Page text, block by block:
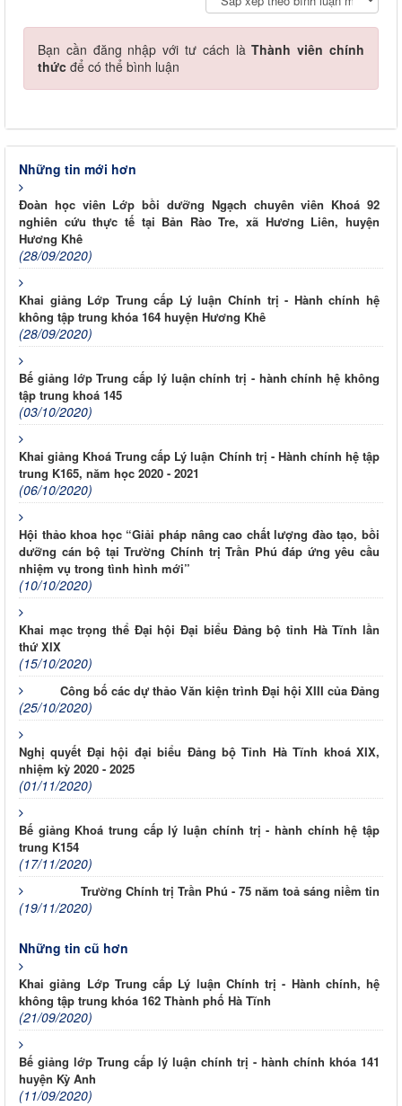
Bạn cần đăng nhập với tư cách làThành viên chính
thức để có thể bình luận
Những tin mới hơn
Đoàn học viên Lớp bồi dưỡng Ngạch chuyên viên Khoá 92
nghiên cứu thực tế tại Bản Rào Tre, xã Hương Liên, huyện
Hương Khê
(28/09/2020)
Khai giảng Lớp Trung cấp Lý luận Chính trị - Hành chính hệ
không tập trung khóa 164 huyện Hương Khê
(28/09/2020)
Bế giảng lớp Trung cấp lý luận chính trị - hành chính hệ không
tập trung khoá 145
(03/10/2020)
Khai giảng Khoá Trung cấp Lý luận Chính trị - Hành chính hệ tập
trung K165, năm học 2020 - 2021
(06/10/2020)
Hội thảo khoa học “Giải pháp nâng cao chất lượng đào tạo, bồi
dưỡng cán bộ tại Trường Chính trị Trần Phú đáp ứng yêu cầu
nhiệm vụ trong tình hình mới”
(10/10/2020)
Khai mạc trọng thể Đại hội Đại biểu Đảng bộ tỉnh Hà Tĩnh lần
thứ XIX
(15/10/2020)
Công bố các dự thảo Văn kiện trình Đại hội XIII của Đảng
(25/10/2020)
Nghị quyết Đại hội đại biểu Đảng bộ Tỉnh Hà Tĩnh khoá XIX,
nhiệm kỳ 2020 - 2025
(01/11/2020)
Bế giảng Khoá trung cấp lý luận chính trị - hành chính hệ tập
trung K154
(17/11/2020)
Trường Chính trị Trần Phú - 75 năm toả sáng niềm tin
(19/11/2020)
Những tin cũ hơn
Khai giảng Lớp Trung cấp Lý luận Chính trị - Hành chính, hệ
không tập trung khóa 162 Thành phố Hà Tĩnh
(21/09/2020)
Bế giảng lớp Trung cấp lý luận chính trị - hành chính khóa 141
huyện Kỳ Anh
(11/09/2020)